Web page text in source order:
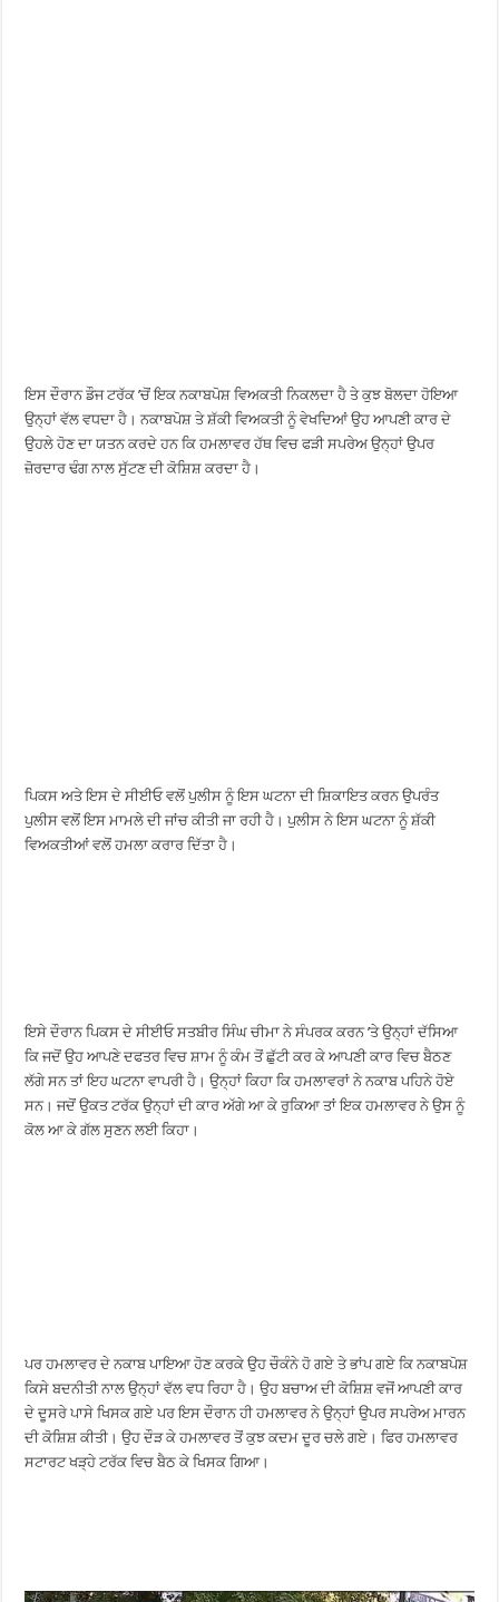
ਇਸ ਦੌਰਾਨ ਡੌਜ ਟਰੱਕ ’ਚੋਂ ਇਕ ਨਕਾਬਪੋਸ਼ ਵਿਅਕਤੀ ਨਿਕਲਦਾ ਹੈ ਤੇ ਕੁਝ ਬੋਲਦਾ ਹੋਇਆ
ਉਨ੍ਹਾਂ ਵੱਲ ਵਧਦਾ ਹੈ। ਨਕਾਬਪੋਸ਼ ਤੇ ਸ਼ੱਕੀ ਵਿਅਕਤੀ ਨੂੰ ਵੇਖਦਿਆਂ ਉਹ ਆਪਣੀ ਕਾਰ ਦੇ
ਉਹਲੇ ਹੋਣ ਦਾ ਯਤਨ ਕਰਦੇ ਹਨ ਕਿ ਹਮਲਾਵਰ ਹੱਥ ਵਿਚ ਫੜੀ ਸਪਰੇਅ ਉਨ੍ਹਾਂ ਉਪਰ
ਜ਼ੋਰਦਾਰ ਢੰਗ ਨਾਲ ਸੁੱਟਣ ਦੀ ਕੋਸ਼ਿਸ਼ ਕਰਦਾ ਹੈ।
ਪਿਕਸ ਅਤੇ ਇਸ ਦੇ ਸੀਈਓ ਵਲੋਂ ਪੁਲੀਸ ਨੂੰ ਇਸ ਘਟਨਾ ਦੀ ਸ਼ਿਕਾਇਤ ਕਰਨ ਉਪਰੰਤ
ਪੁਲੀਸ ਵਲੋਂ ਇਸ ਮਾਮਲੇ ਦੀ ਜਾਂਚ ਕੀਤੀ ਜਾ ਰਹੀ ਹੈ। ਪੁਲੀਸ ਨੇ ਇਸ ਘਟਨਾ ਨੂੰ ਸ਼ੱਕੀ
ਵਿਅਕਤੀਆਂ ਵਲੋਂ ਹਮਲਾ ਕਰਾਰ ਦਿੱਤਾ ਹੈ।
ਇਸੇ ਦੌਰਾਨ ਪਿਕਸ ਦੇ ਸੀਈਓ ਸਤਬੀਰ ਸਿੰਘ ਚੀਮਾ ਨੇ ਸੰਪਰਕ ਕਰਨ ’ਤੇ ਉਨ੍ਹਾਂ ਦੱਸਿਆ
ਕਿ ਜਦੋਂ ਉਹ ਆਪਣੇ ਦਫਤਰ ਵਿਚ ਸ਼ਾਮ ਨੂੰ ਕੰਮ ਤੋਂ ਛੁੱਟੀ ਕਰ ਕੇ ਆਪਣੀ ਕਾਰ ਵਿਚ ਬੈਠਣ
ਲੱਗੇ ਸਨ ਤਾਂ ਇਹ ਘਟਨਾ ਵਾਪਰੀ ਹੈ। ਉਨ੍ਹਾਂ ਕਿਹਾ ਕਿ ਹਮਲਾਵਰਾਂ ਨੇ ਨਕਾਬ ਪਹਿਨੇ ਹੋਏ
ਸਨ। ਜਦੋਂ ਉਕਤ ਟਰੱਕ ਉਨ੍ਹਾਂ ਦੀ ਕਾਰ ਅੱਗੇ ਆ ਕੇ ਰੁਕਿਆ ਤਾਂ ਇਕ ਹਮਲਾਵਰ ਨੇ ਉਸ ਨੂੰ
ਕੋਲ ਆ ਕੇ ਗੱਲ ਸੁਣਨ ਲਈ ਕਿਹਾ।
ਪਰ ਹਮਲਾਵਰ ਦੇ ਨਕਾਬ ਪਾਇਆ ਹੋਣ ਕਰਕੇ ਉਹ ਚੌਕੰਨੇ ਹੋ ਗਏ ਤੇ ਭਾਂਪ ਗਏ ਕਿ ਨਕਾਬਪੋਸ਼
ਕਿਸੇ ਬਦਨੀਤੀ ਨਾਲ ਉਨ੍ਹਾਂ ਵੱਲ ਵਧ ਰਿਹਾ ਹੈ। ਉਹ ਬਚਾਅ ਦੀ ਕੋਸ਼ਿਸ਼ ਵਜੋਂ ਆਪਣੀ ਕਾਰ
ਦੇ ਦੂਸਰੇ ਪਾਸੇ ਖਿਸਕ ਗਏ ਪਰ ਇਸ ਦੌਰਾਨ ਹੀ ਹਮਲਾਵਰ ਨੇ ਉਨ੍ਹਾਂ ਉਪਰ ਸਪਰੇਅ ਮਾਰਨ
ਦੀ ਕੋਸ਼ਿਸ਼ ਕੀਤੀ। ਉਹ ਦੌੜ ਕੇ ਹਮਲਾਵਰ ਤੋਂ ਕੁਝ ਕਦਮ ਦੂਰ ਚਲੇ ਗਏ। ਫਿਰ ਹਮਲਾਵਰ
ਸਟਾਰਟ ਖੜ੍ਹੇ ਟਰੱਕ ਵਿਚ ਬੈਠ ਕੇ ਖਿਸਕ ਗਿਆ।